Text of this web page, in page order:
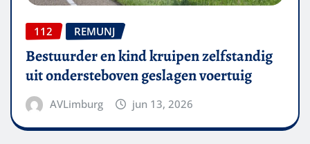
112 REMUNJ
Bestuurder en kind kruipen zelfstandig
uit ondersteboven geslagen voertuig
AVLimburg jun 13, 2026